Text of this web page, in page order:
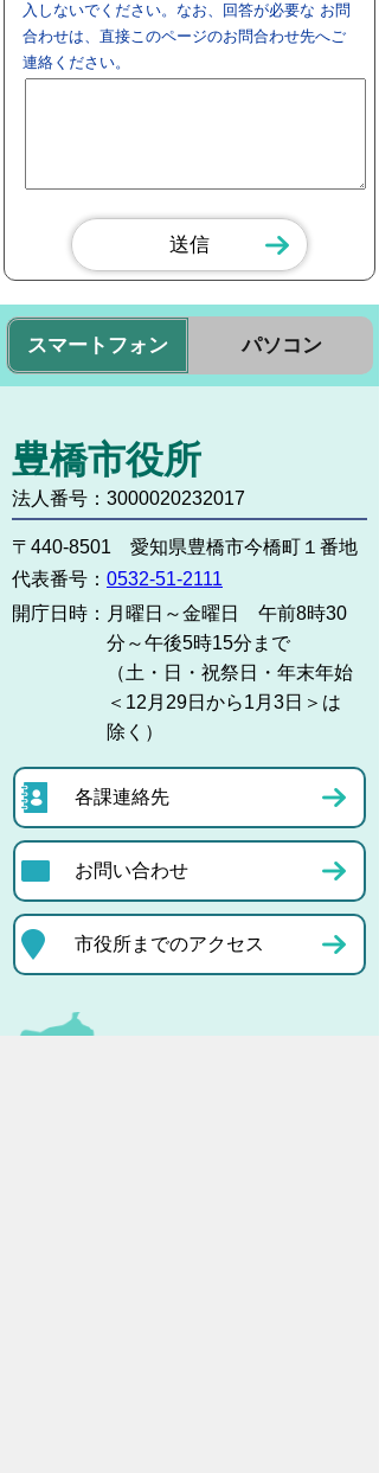
入しないでください。なお、回答が必要な お問
合わせは、直接このページのお問合わせ先へご
連絡ください。
スマートフォン パソコン
豊橋市役所
法人番号：3000020232017
〒440-8501 愛知県豊橋市今橋町１番地
代表番号： 0532-51-2111
開庁日時： 月曜日～金曜日 午前8時30
分～午後5時15分まで
（土・日・祝祭日・年末年始
＜12月29日から1月3日＞は
除く）
各課連絡先
お問い合わせ
市役所までのアクセス